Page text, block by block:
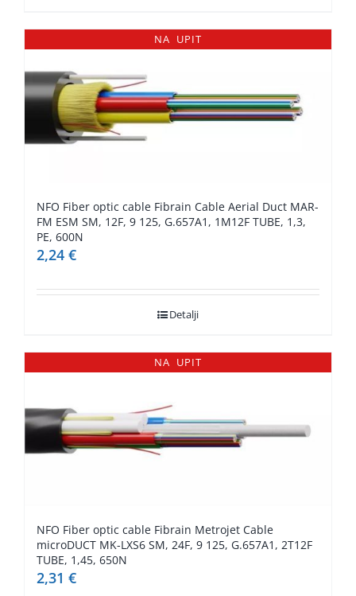
NA UPIT
NFO Fiber optic cable Fibrain Cable Aerial Duct MAR-
FM ESM SM, 12F, 9 125, G.657A1, 1M12F TUBE, 1,3,
PE, 600N
2,24 €
Detalji
NA UPIT
NFO Fiber optic cable Fibrain Metrojet Cable
microDUCT MK-LXS6 SM, 24F, 9 125, G.657A1, 2T12F
TUBE, 1,45, 650N
2,31 €